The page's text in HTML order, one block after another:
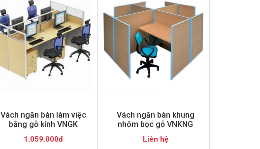
Vách ngăn bàn làm việc
bằng gỗ kính VNGK
1.059.000đ
Vách ngăn bàn khung
nhôm bọc gỗ VNKNG
Liên hệ